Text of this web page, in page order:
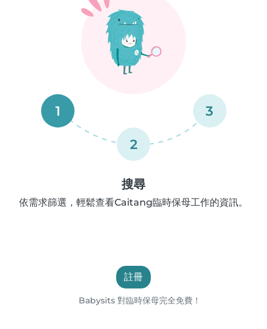
1
2
3
搜尋
依需求篩選，輕鬆查看Caitang臨時保母工作的資訊。
註冊
Babysits 對臨時保母完全免費！